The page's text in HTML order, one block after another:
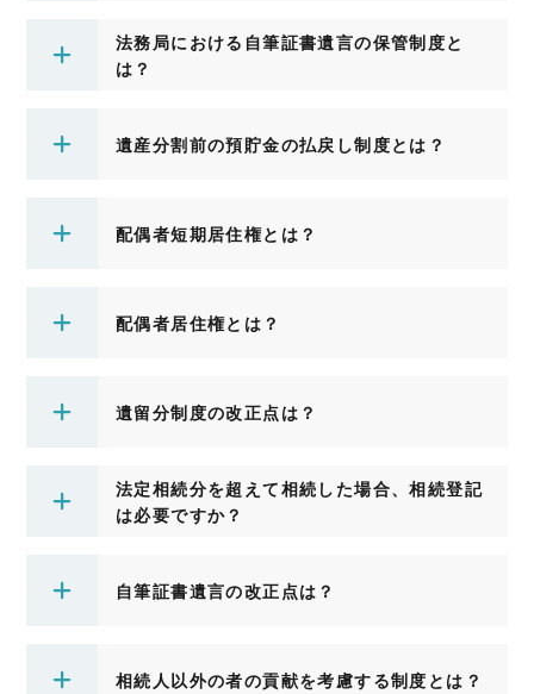
法務局における自筆証書遺言の保管制度と
は？
遺産分割前の預貯金の払戻し制度とは？
配偶者短期居住権とは？
配偶者居住権とは？
遺留分制度の改正点は？
法定相続分を超えて相続した場合、相続登記
は必要ですか？
自筆証書遺言の改正点は？
相続人以外の者の貢献を考慮する制度とは？